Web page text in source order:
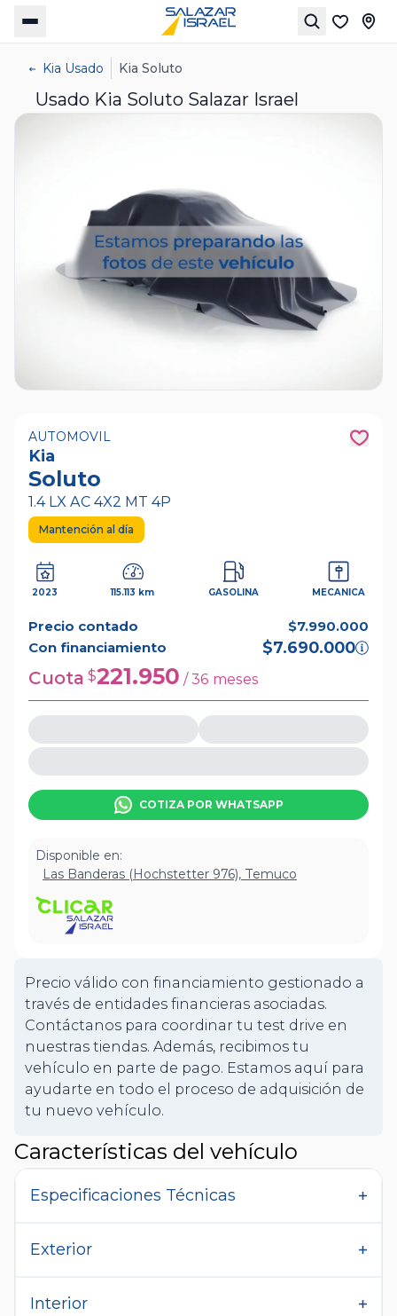
Kia Usado Kia Soluto
Usado Kia Soluto Salazar Israel
AUTOMOVIL
Kia
Soluto
1.4 LX AC 4X2 MT 4P
Mantención al día
2023 115.113 km GASOLINA MECANICA
Precio contado
$7.990.000
Con financiamiento
$7.690.000
Cuota $221.950 / 36 meses
COTIZA POR WHATSAPP
Disponible en:
Las Banderas (Hochstetter 976), Temuco
Precio válido con financiamiento gestionado a
través de entidades financieras asociadas.
Contáctanos para coordinar tu test drive en
nuestras tiendas. Además, recibimos tu
vehículo en parte de pago. Estamos aquí para
ayudarte en todo el proceso de adquisición de
tu nuevo vehículo.
Características del vehículo
Especificaciones Técnicas
Exterior
Interior